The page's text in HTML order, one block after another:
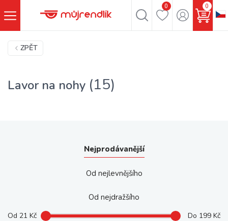
0 0
ZPĚT
Lavor na nohy (15)
Nejprodávanější
Od nejlevnějšího
Od nejdražšího
Od 21 Kč Do 199 Kč